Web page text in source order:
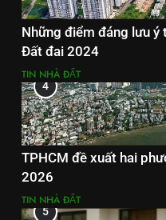
Những điểm đáng lưu
Đất đai 2024
TIN NHÀ ĐẤT
4
TPHCM đề xuất hai
2026
TIN NHÀ ĐẤT
5